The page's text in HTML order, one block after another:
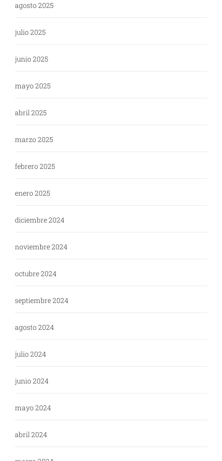
agosto 2025
julio 2025
junio 2025
mayo 2025
abril 2025
marzo 2025
febrero 2025
enero 2025
diciembre 2024
noviembre 2024
octubre 2024
septiembre 2024
agosto 2024
julio 2024
junio 2024
mayo 2024
abril 2024